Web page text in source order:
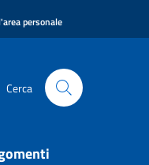
personale
Cerca